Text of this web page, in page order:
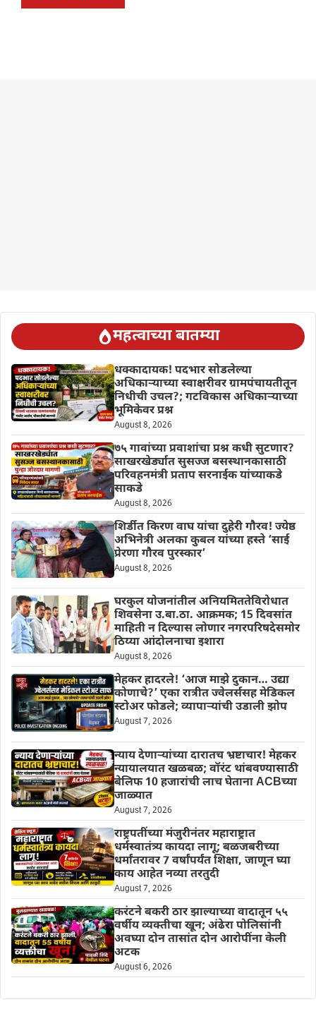
महत्वाच्या बातम्या
धक्कादायक! पदभार सोडलेल्या
अधिकाऱ्याच्या स्वाक्षरीवर ग्रामपंचायतीतून
निधीची उचल?; गटविकास अधिकाऱ्याच्या
भूमिकेवर प्रश्न
August 8, 2026
७५ गावांच्या प्रवाशांचा प्रश्न कधी सुटणार?
साखरखेर्ड्यात सुसज्ज बसस्थानकासाठी
परिवहनमंत्री प्रताप सरनाईक यांच्याकडे
साकडे
August 8, 2026
शिर्डीत किरण वाघ यांचा दुहेरी गौरव! ज्येष्ठ
अभिनेत्री अलका कुबल यांच्या हस्ते ‘साई
प्रेरणा गौरव पुरस्कार’
August 8, 2026
घरकुल योजनांतील अनियमिततेविरोधात
शिवसेना उ.बा.ठा. आक्रमक; 15 दिवसांत
माहिती न दिल्यास लोणार नगरपरिषदेसमोर
ठिय्या आंदोलनाचा इशारा
August 8, 2026
मेहकर हादरले! ‘आज माझे दुकान… उद्या
कोणाचे?’ एका रात्रीत ज्वेलर्ससह मेडिकल
स्टोअर फोडले; व्यापाऱ्यांची उडाली झोप
August 7, 2026
न्याय देणाऱ्यांच्या दारातच भ्रष्टाचार! मेहकर
न्यायालयात खळबळ; वॉरंट थांबवण्यासाठी
बेलिफ 10 हजारांची लाच घेताना ACBच्या
जाळ्यात
August 7, 2026
राष्ट्रपतींच्या मंजुरीनंतर महाराष्ट्रात
धर्मस्वातंत्र्य कायदा लागू; बळजबरीच्या
धर्मांतरावर 7 वर्षांपर्यंत शिक्षा, जाणून घ्या
काय आहेत नव्या तरतुदी
August 7, 2026
करंटने बकरी ठार झाल्याच्या वादातून ५५
वर्षीय व्यक्तीचा खून; अंढेरा पोलिसांनी
अवघ्या दोन तासांत दोन आरोपींना केली
अटक
August 6, 2026